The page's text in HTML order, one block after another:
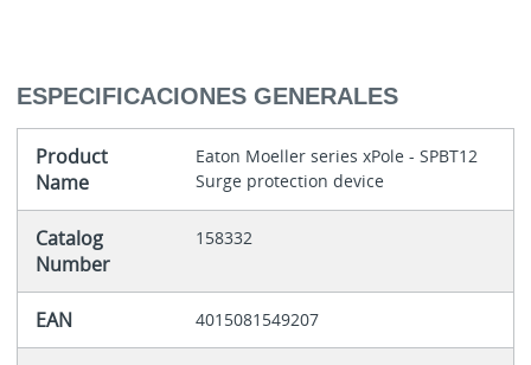
ESPECIFICACIONES GENERALES
Product
Name
Eaton Moeller series xPole - SPBT12
Surge protection device
Catalog
Number
158332
EAN 4015081549207